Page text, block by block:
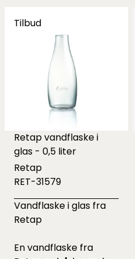
Tilbud
Retap vandflaske i
glas - 0,5 liter
Retap
RET-31579
Vandflaske i glas fra
Retap
En vandflaske fra